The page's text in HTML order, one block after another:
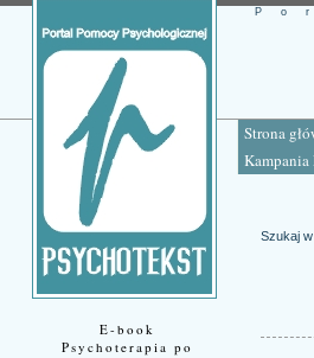
Strona
Kampania
E-book
Psychoterapia po
Szukaj